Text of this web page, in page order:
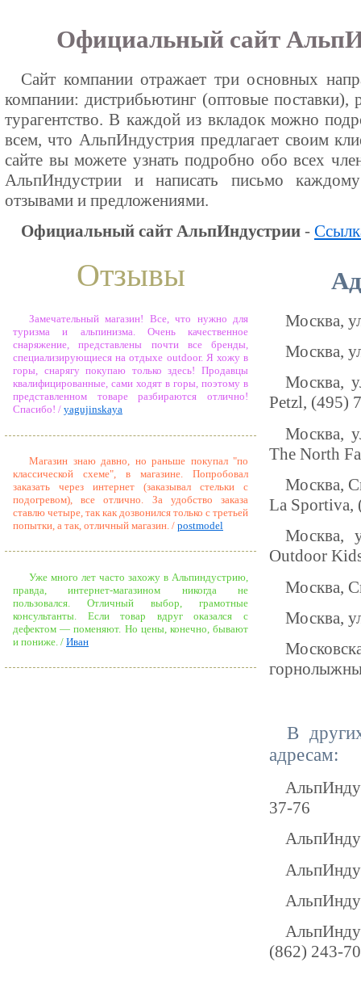
Официальный сайт
Сайт компании отражает три основных
компании: дистрибьютинг (оптовые поставки),
турагентство. В каждой из вкладок можно
всем, что АльпИндустрия предлагает своим
сайте вы можете узнать подробно обо всех
АльпИндустрии и написать письмо
отзывами и предложениями.
Официальный сайт АльпИндустрии -
Отзывы
Замечательный магазин! Все, что нужно для
туризма и альпинизма. Очень качественное
снаряжение, представлены почти все бренды,
специализирующиеся на отдыхе outdoor. Я хожу в
горы, снарягу покупаю только здесь! Продавцы
квалифицированные, сами ходят в горы, поэтому в
представленном товаре разбираются отлично!
Спасибо! / yagujinskaya
Магазин знаю давно, но раньше покупал "по
классической схеме", в магазине. Попробовал
заказать через интернет (заказывал стельки с
подогревом), все отлично. За удобство заказа
ставлю четыре, так как дозвонился только с третьей
попытки, а так, отличный магазин. / postmodel
Уже много лет часто захожу в Альпиндустрию,
правда, интернет-магазином никогда не
пользовался. Отличный выбор, грамотные
консультанты. Если товар вдруг оказался с
дефектом — поменяют. Но цены, конечно, бывают
и пониже. / Иван
Москва,
Москва,
Москва,
Petzl, (495)
Москва,
The North
Москва,
La Sportiva,
Москва,
Outdoor
Москва,
Москва,
В
адресам:
37-76
(862) 243-